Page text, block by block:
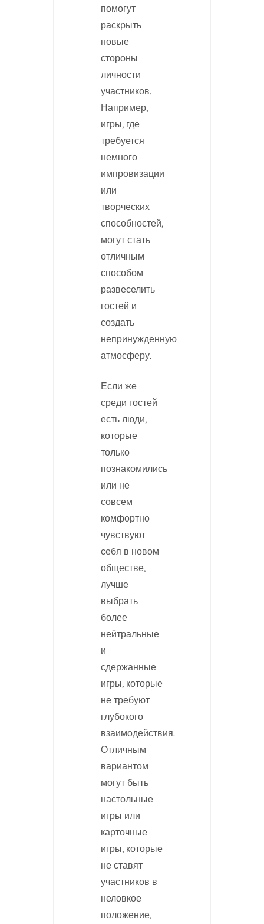
помогут
раскрыть
новые
стороны
личности
участников.
Например,
игры, где
требуется
немного
импровизации
или
творческих
способностей,
могут стать
отличным
способом
развеселить
гостей и
создать
непринужденную
атмосферу.
Если же
среди гостей
есть люди,
которые
только
познакомились
или не
совсем
комфортно
чувствуют
себя в новом
обществе,
лучше
выбрать
более
нейтральные
и
сдержанные
игры, которые
не требуют
глубокого
взаимодействия.
Отличным
вариантом
могут быть
настольные
игры или
карточные
игры, которые
не ставят
участников в
неловкое
положение,